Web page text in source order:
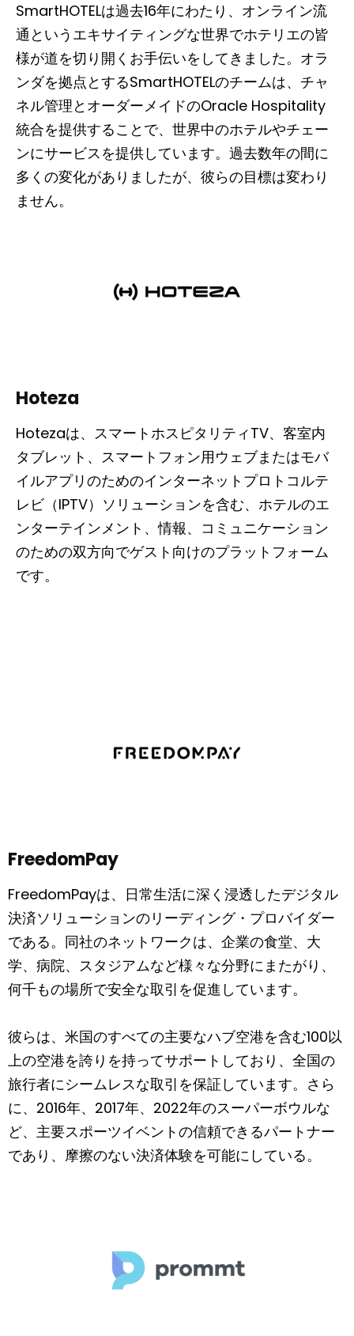
SmartHOTELは過去16年にわたり、オンライン流
通というエキサイティングな世界でホテリエの皆
様が道を切り開くお手伝いをしてきました。オラ
ンダを拠点とするSmartHOTELのチームは、チャ
ネル管理とオーダーメイドのOracle Hospitality
統合を提供することで、世界中のホテルやチェー
ンにサービスを提供しています。過去数年の間に
多くの変化がありましたが、彼らの目標は変わり
ません。
Hoteza
Hotezaは、スマートホスピタリティTV、客室内
タブレット、スマートフォン用ウェブまたはモバ
イルアプリのためのインターネットプロトコルテ
レビ（IPTV）ソリューションを含む、ホテルのエ
ンターテインメント、情報、コミュニケーション
のための双方向でゲスト向けのプラットフォーム
です。
FreedomPay
FreedomPayは、日常生活に深く浸透したデジタル
決済ソリューションのリーディング・プロバイダー
である。同社のネットワークは、企業の食堂、大
学、病院、スタジアムなど様々な分野にまたがり、
何千もの場所で安全な取引を促進しています。
彼らは、米国のすべての主要なハブ空港を含む100以
上の空港を誇りを持ってサポートしており、全国の
旅行者にシームレスな取引を保証しています。さら
に、2016年、2017年、2022年のスーパーボウルな
ど、主要スポーツイベントの信頼できるパートナー
であり、摩擦のない決済体験を可能にしている。